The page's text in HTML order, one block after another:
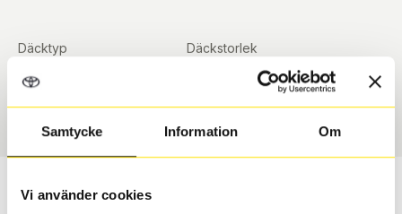
Samtycke Information Om
Vi använder cookies
Däcktyp Däckstorlek
235/45 R 17 ArrayArray
Art nummer
90376
Passar detta däck min bil?